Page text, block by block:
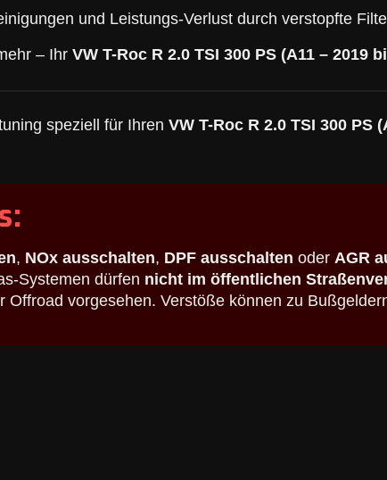
und Leistungs-Verlust durch verstopfte
– Ihr VW T-Roc R 2.0 TSI 300 PS (A11 – 2019
speziell für Ihren VW T-Roc R 2.0 TSI 300 PS
, NOx ausschalten, DPF ausschalten oder AGR
Systemen dürfen nicht im öffentlichen
vorgesehen. Verstöße können zu